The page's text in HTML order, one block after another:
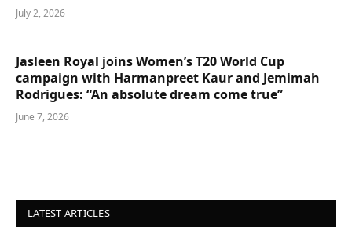
July 2, 2026
Jasleen Royal joins Women’s T20 World Cup
campaign with Harmanpreet Kaur and Jemimah
Rodrigues: “An absolute dream come true”
June 7, 2026
LATEST ARTICLES